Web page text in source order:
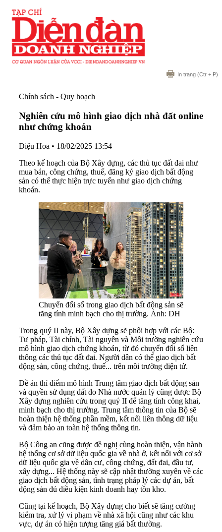
In trang (Ctr + P)
Chính sách - Quy hoạch
Nghiên cứu mô hình giao dịch nhà đất online
như chứng khoán
Diệu Hoa • 18/02/2025 13:54
Theo kế hoạch của Bộ Xây dựng, các thủ tục đất đai như
mua bán, công chứng, thuế, đăng ký giao dịch bất động
sản có thể thực hiện trực tuyến như giao dịch chứng
khoán.
Chuyển đổi số trong giao dịch bất động sản sẽ
tăng tính minh bạch cho thị trường. Ảnh: DH
Trong quý II này, Bộ Xây dựng sẽ phối hợp với các Bộ:
Tư pháp, Tài chính, Tài nguyên và Môi trường nghiên cứu
mô hình giao dịch chứng khoán, từ đó chuyển đổi số liên
thông các thủ tục đất đai. Người dân có thể giao dịch bất
động sản, công chứng, thuế... trên môi trường điện tử.
Đề án thí điểm mô hình Trung tâm giao dịch bất động sản
và quyền sử dụng đất do Nhà nước quản lý cũng được Bộ
Xây dựng nghiên cứu trong quý II để tăng tính công khai,
minh bạch cho thị trường. Trung tâm thông tin của Bộ sẽ
hoàn thiện hệ thống phần mềm, kết nối liên thông dữ liệu
và đảm bảo an toàn hệ thống thông tin.
Bộ Công an cũng được đề nghị cùng hoàn thiện, vận hành
hệ thống cơ sở dữ liệu quốc gia về nhà ở, kết nối với cơ sở
dữ liệu quốc gia về dân cư, công chứng, đất đai, đầu tư,
xây dựng... Hệ thống này sẽ cập nhật thường xuyên về các
giao dịch bất động sản, tình trạng pháp lý các dự án, bất
động sản đủ điều kiện kinh doanh hay tồn kho.
Cũng tại kế hoạch, Bộ Xây dựng cho biết sẽ tăng cường
kiểm tra, xử lý vi phạm về nhà xã hội cũng như các khu
vực, dự án có hiện tượng tăng giá bất thường.